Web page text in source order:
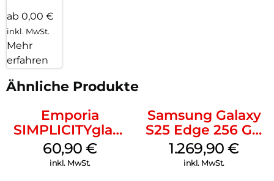
ab 0,00 €
inkl. MwSt.
Mehr
erfahren
Ähnliche Produkte
Emporia
SIMPLICITYglam
Schwarz
60,90€
inkl. MwSt.
Samsung Galaxy
S25 Edge 256 GB
Titanium Silver
1.269,90€
inkl. MwSt.